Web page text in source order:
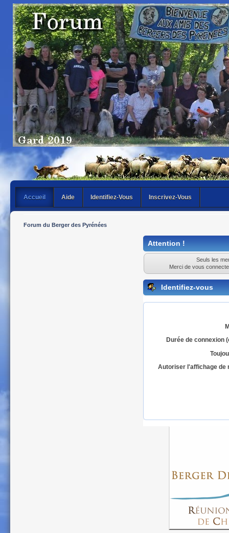
Accueil Aide Identifiez-Vous Inscrivez-Vous
Forum du Berger des Pyrénées
Attention !
Seuls les
Merci de vous
Identifiez-vous
Durée de connexion
Autoriser l'affichage de